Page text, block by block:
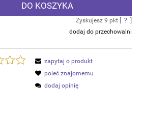
DO KOSZYKA
Zyskujesz 9 pkt [ ?
dodaj do przechowalni
zapytaj o produkt
poleć znajomemu
dodaj opinię